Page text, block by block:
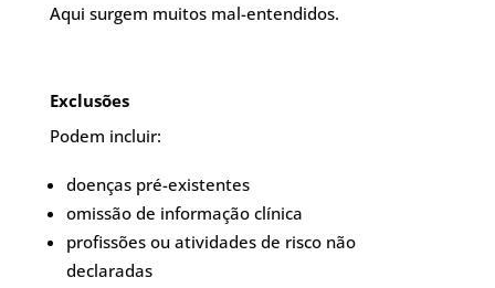
Aqui surgem muitos mal-entendidos.
Exclusões
Podem incluir:
doenças pré-existentes
omissão de informação clínica
profissões ou atividades de risco não
declaradas